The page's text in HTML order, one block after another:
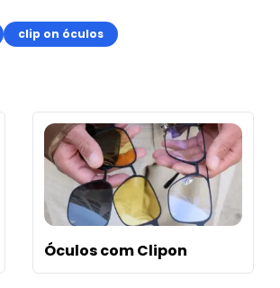
clip on óculos
Óculos com Clipon